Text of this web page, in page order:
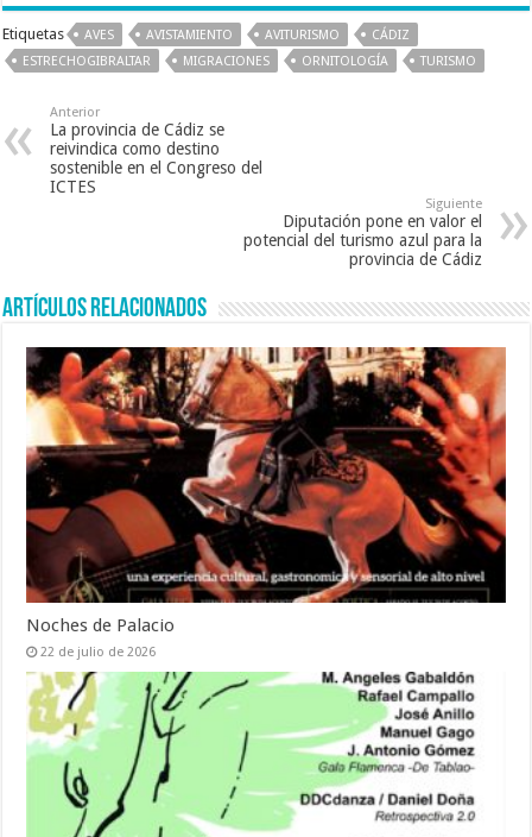
e
b
o
k
tt
er
ai
l
at
sA
p
Etiquetas AVES AVISTAMIENTO AVITURISMO
CÁDIZ
ESTRECHOGIBRALTAR
MIGRACIONES ORNITOLOGÍA TURISMO
Anterior
La provincia de Cádiz se
reivindica como destino
sostenible en el Congreso del
ICTES
Siguiente
Diputación pone en valor el
potencial del turismo azul para la
provincia de Cádiz
Artículos relacionados
Noches de Palacio
22 de julio de 2026